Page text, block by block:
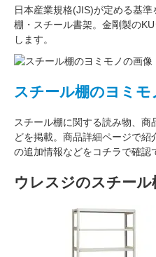
日本産業規格(JIS)が定める基
棚・スチール書架。金剛製の
します。
スチール棚のヨミモ
スチール棚に関する読み物、
どを掲載。商品詳細ページで
の追加情報などをコチラで確認
ウレスジのスチール